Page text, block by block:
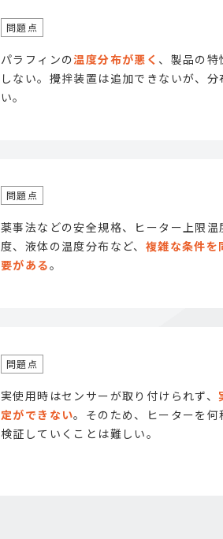
パラフィンの温度分布が悪く 、製品の特
しない。攪拌装置は追加できないが、分
い。
薬事法などの安全規格、ヒーター上限温
度、液体の温度分布など、 複雑な条件を
要がある。
実使用時はセンサーが取り付けられず、
定ができない。そのため、ヒーターを何
検証していくことは難しい。